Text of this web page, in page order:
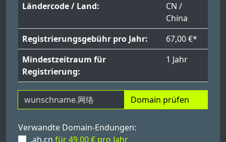
Ländercode / Land:
CN /
China
Registrierungsgebühr pro Jahr:
67,00 €*
Mindestzeitraum für
Registrierung:
1 Jahr
Domain prüfen
Verwandte Domain-Endungen:
.ah.cn für 49,00 € pro Jahr